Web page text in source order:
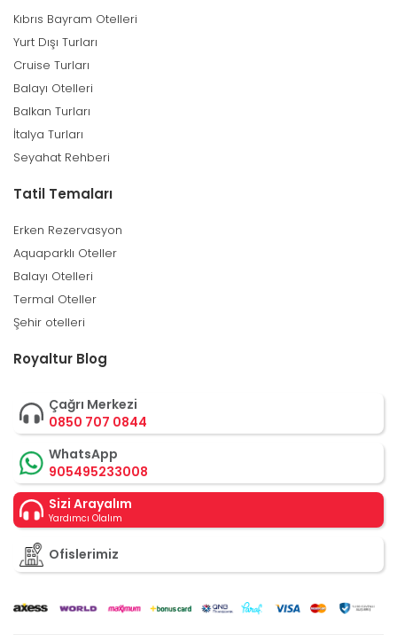
Kıbrıs Bayram Otelleri
Yurt Dışı Turları
Cruise Turları
Balayı Otelleri
Balkan Turları
İtalya Turları
Seyahat Rehberi
Tatil Temaları
Erken Rezervasyon
Aquaparklı Oteller
Balayı Otelleri
Termal Oteller
Şehir otelleri
Royaltur Blog
Çağrı Merkezi
0850 707 0844
WhatsApp
905495233008
Sizi Arayalım
Yardımcı Olalım
Ofislerimiz